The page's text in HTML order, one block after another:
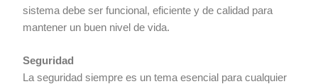
sistema debe ser funcional, eficiente y de calidad para
mantener un buen nivel de vida.
Seguridad
La seguridad siempre es un tema esencial para cualquier